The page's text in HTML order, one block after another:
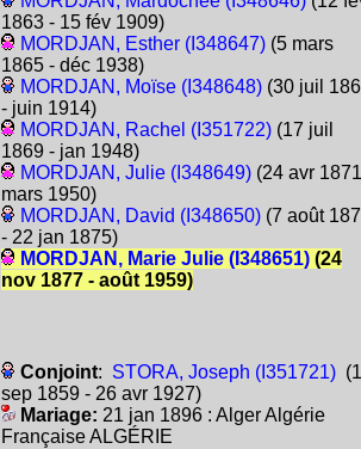
1863 - 15 fév 1909)
MORDJAN, Esther (I348647)(5 mars
1865 - déc 1938)
MORDJAN, Moïse (I348648)(30 juil
- juin 1914)
MORDJAN, Rachel (I351722)(17 juil
1869 - jan 1948)
MORDJAN, Julie (I348649)(24 avr
mars 1950)
MORDJAN, David (I348650)(7 août
- 22 jan 1875)
MORDJAN, Marie Julie (I348651)(24
nov 1877 - août 1959)
Conjoint: STORA, Joseph (I351721)
sep 1859 - 26 avr 1927)
Mariage: 21 jan 1896 : Alger Algérie
Française ALGÉRIE